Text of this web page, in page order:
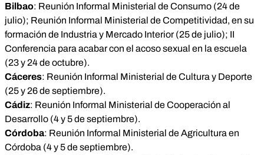
Bilbao: Reunión Informal Ministerial de Consumo (24 de
julio); Reunión Informal Ministerial de Competitividad, en su
formación de Industria y Mercado Interior (25 de julio); II
Conferencia para acabar con el acoso sexual en la escuela
(23 y 24 de octubre).
Cáceres: Reunión Informal Ministerial de Cultura y Deporte
(25 y 26 de septiembre).
Cádiz: Reunión Informal Ministerial de Cooperación al
Desarrollo (4 y 5 de septiembre).
Córdoba: Reunión Informal Ministerial de Agricultura en
Córdoba (4 y 5 de septiembre).